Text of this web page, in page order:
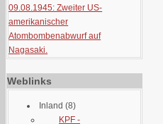
09.08.1945: Zweiter US-
amerikanischer
Atombombenabwurf auf
Nagasaki.
Weblinks
Inland (8)
KPF -